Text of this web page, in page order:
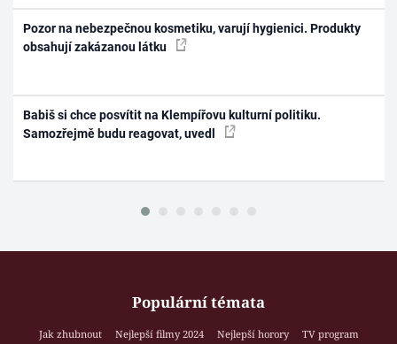
Pozor na nebezpečnou kosmetiku, varují hygienici. Produkty
obsahují zakázanou látku
Babiš si chce posvítit na Klempířovu kulturní politiku.
Samozřejmě budu reagovat, uvedl
Populární témata
Jak zhubnout Nejlepší filmy 2024 Nejlepší horory
TV program